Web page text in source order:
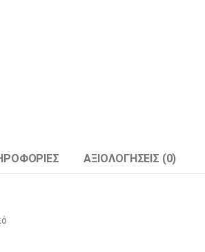
ΑΞΙΟΛΟΓΉΣΕΙΣ (0)